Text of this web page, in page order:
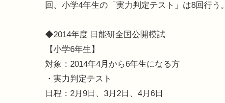
回、小学4年生の「実力判定テスト」は8回行う。
◆2014年度 日能研全国公開模試
【小学6年生】
対象：2014年4月から6年生になる方
・実力判定テスト
日程：2月9日、3月2日、4月6日